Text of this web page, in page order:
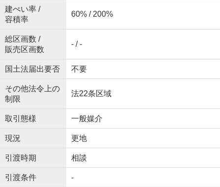
建ぺい率 /
容積率
60% / 200%
総区画数 /
販売区画数
- / -
国土法届出要否 不要
その他法令上の
制限
法22条区域
取引態様 一般媒介
現況 更地
引渡時期 相談
引渡条件 -